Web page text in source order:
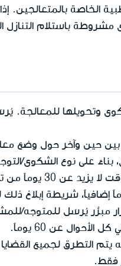
الخاصة بالمتعالجين.
مشروطة باستلام
بين حين وآخر حول وضع
على نوع الشكوى/
الشكوى/التوجه.
مبرَّر يُرسَل للمتوجه/
عن 60 يوماً.
يتم التطرق لجميع
فقط.